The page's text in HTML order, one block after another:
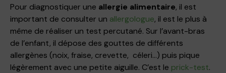
Pour diagnostiquer une allergie alimentaire, il est
important de consulter un allergologue, il est le plus à
même de réaliser un test percutané. Sur l’avant-bras
de l’enfant, il dépose des gouttes de différents
allergènes (noix, fraise, crevette, céleri…) puis pique
légèrement avec une petite aiguille. C’est le prick-test.